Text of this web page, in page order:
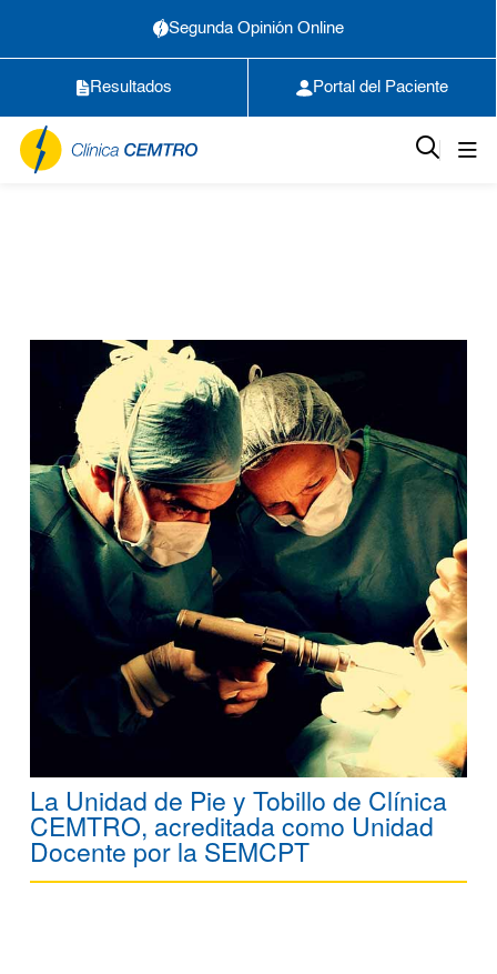
Segunda Opinión Online
Resultados Portal del Paciente
La Unidad de Pie y Tobillo de Clínica
CEMTRO, acreditada como Unidad
Docente por la SEMCPT